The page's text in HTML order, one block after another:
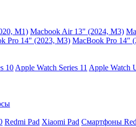
M1) Macbook Air 13" (2024, M3)
Pro 14" (2023, M3) MacBook Pro 14″
10 Apple Watch Series 11 Apple Watch
Redmi Pad Xiaomi Pad Смартфоны